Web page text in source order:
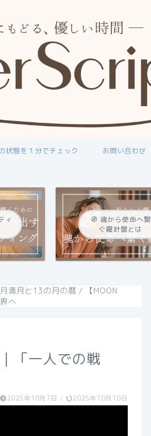
状態を１分でチェック お問い合わせ
ィ
🧭 魂から使命へ繋
ぐ羅針盤とは
満月と13の月の暦 /
【MOON
へ
「一人での戦
2025年10月7日 / 2025年10月10日